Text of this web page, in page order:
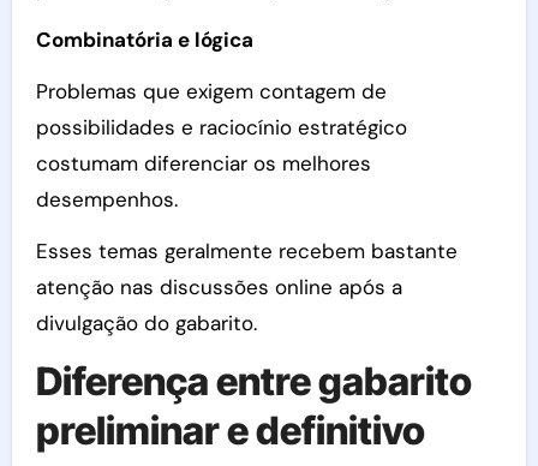
Combinatória e lógica
Problemas que exigem contagem de
possibilidades e raciocínio estratégico
costumam diferenciar os melhores
desempenhos.
Esses temas geralmente recebem bastante
atenção nas discussões online após a
divulgação do gabarito.
Diferença entre gabarito
preliminar e definitivo